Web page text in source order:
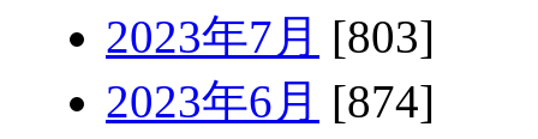
2023年7月 [803]
2023年6月 [874]